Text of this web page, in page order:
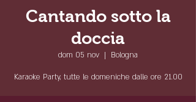
Cantando sotto la
doccia
dom 05 nov
  |
Bologna
Karaoke Party, tutte le domeniche dalle ore 21.00